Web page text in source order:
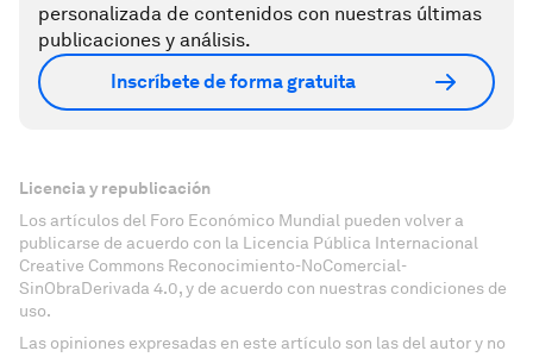
personalizada de contenidos con nuestras últimas
publicaciones y análisis.
Inscríbete de forma gratuita
Licencia y republicación
Los artículos del Foro Económico Mundial pueden volver a
publicarse de acuerdo con la Licencia Pública Internacional
Creative Commons Reconocimiento-NoComercial-
SinObraDerivada 4.0, y de acuerdo con nuestras condiciones de
uso.
Las opiniones expresadas en este artículo son las del autor y no